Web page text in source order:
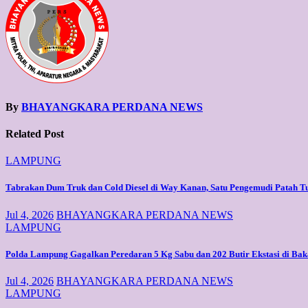
By BHAYANGKARA PERDANA NEWS
Related Post
LAMPUNG
Tabrakan Dum Truk dan Cold Diesel di Way Kanan, Satu Pengemudi Patah
Jul 4, 2026 BHAYANGKARA PERDANA NEWS
LAMPUNG
Polda Lampung Gagalkan Peredaran 5 Kg Sabu dan 202 Butir Ekstasi di
Jul 4, 2026 BHAYANGKARA PERDANA NEWS
LAMPUNG